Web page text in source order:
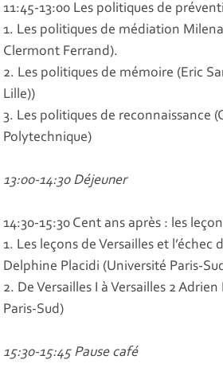
11:45-13:00 Les politiques de
1. Les politiques de médiation
Clermont Ferrand).
2. Les politiques de mémoire (Eric
Lille))
3. Les politiques de reconnaissance
Polytechnique)
13:00-14:30 Déjeuner
14:30-15:30 Cent ans après : les
1. Les leçons de Versailles et
Delphine Placidi (Université Paris-
2. De Versailles I à Versailles 2
Paris-Sud)
15:30-15:45 Pause café